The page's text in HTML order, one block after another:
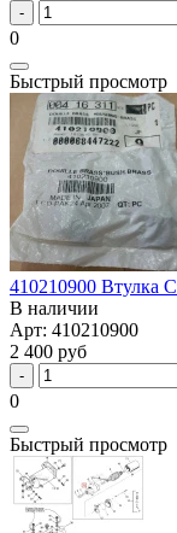
0
Быстрый просмотр
410210900 Втулка
В наличии
Арт: 410210900
2 400 руб
0
Быстрый просмотр